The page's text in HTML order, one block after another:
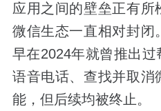
应用之间的壁垒正有所
微信生态一直相对封闭
早在2024年就曾推出
语音电话、查找并取消
能，但后续均被终止。